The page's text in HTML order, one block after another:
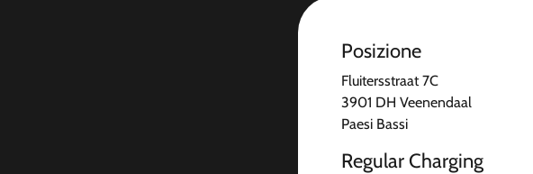
Posizione
Fluitersstraat 7C
3901 DH Veenendaal
Paesi Bassi
Regular Charging